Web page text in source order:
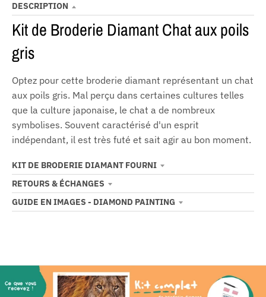
DESCRIPTION
Kit de Broderie Diamant Chat aux poils
gris
Optez pour cette broderie diamant représentant un chat
aux poils gris. Mal perçu dans certaines cultures telles
que la culture japonaise, le chat a de nombreux
symbolises. Souvent caractérisé d'un esprit
indépendant, il est très futé et sait agir au bon moment.
KIT DE BRODERIE DIAMANT FOURNI
RETOURS & ÉCHANGES
GUIDE EN IMAGES - DIAMOND PAINTING